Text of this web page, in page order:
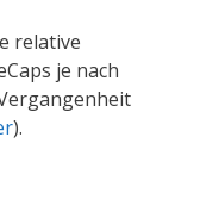
relative
je nach
).